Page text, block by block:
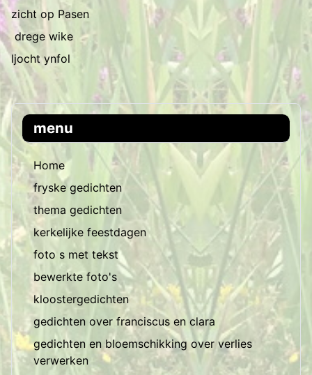
menu
Home
fryske gedichten
thema gedichten
kerkelijke feestdagen
foto s met tekst
bewerkte foto's
kloostergedichten
gedichten over franciscus en clara
gedichten en bloemschikking over verlies
verwerken
zicht op Pasen
drege wike
ljocht ynfol